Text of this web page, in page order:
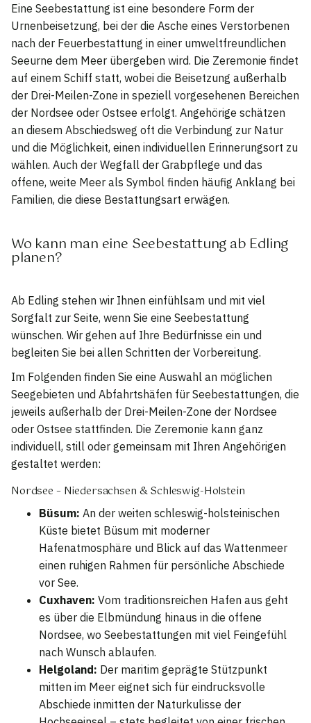
Eine Seebestattung ist eine besondere Form der
Urnenbeisetzung, bei der die Asche eines Verstorbenen
nach der Feuerbestattung in einer umweltfreundlichen
Seeurne dem Meer übergeben wird. Die Zeremonie findet
auf einem Schiff statt, wobei die Beisetzung außerhalb
der Drei-Meilen-Zone in speziell vorgesehenen Bereichen
der Nordsee oder Ostsee erfolgt. Angehörige schätzen
an diesem Abschiedsweg oft die Verbindung zur Natur
und die Möglichkeit, einen individuellen Erinnerungsort zu
wählen. Auch der Wegfall der Grabpflege und das
offene, weite Meer als Symbol finden häufig Anklang bei
Familien, die diese Bestattungsart erwägen.
Wo kann man eine Seebestattung ab Edling
planen?
Ab Edling stehen wir Ihnen einfühlsam und mit viel
Sorgfalt zur Seite, wenn Sie eine Seebestattung
wünschen. Wir gehen auf Ihre Bedürfnisse ein und
begleiten Sie bei allen Schritten der Vorbereitung.
Im Folgenden finden Sie eine Auswahl an möglichen
Seegebieten und Abfahrtshäfen für Seebestattungen, die
jeweils außerhalb der Drei-Meilen-Zone der Nordsee
oder Ostsee stattfinden. Die Zeremonie kann ganz
individuell, still oder gemeinsam mit Ihren Angehörigen
gestaltet werden:
Nordsee – Niedersachsen & Schleswig-Holstein
Büsum: An der weiten schleswig-holsteinischen
Küste bietet Büsum mit moderner
Hafenatmosphäre und Blick auf das Wattenmeer
einen ruhigen Rahmen für persönliche Abschiede
vor See.
Cuxhaven: Vom traditionsreichen Hafen aus geht
es über die Elbmündung hinaus in die offene
Nordsee, wo Seebestattungen mit viel Feingefühl
nach Wunsch ablaufen.
Helgoland: Der maritim geprägte Stützpunkt
mitten im Meer eignet sich für eindrucksvolle
Abschiede inmitten der Naturkulisse der